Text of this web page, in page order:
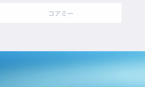
コアミー